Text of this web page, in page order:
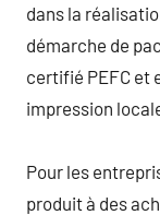
dans la
démarche de
certifié PEFC et
impression
Pour les
produit à des